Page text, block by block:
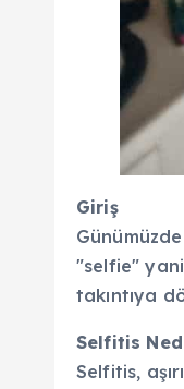
Giriş
"selfie" yani
takıntıya
Selfitis
Selfitis,